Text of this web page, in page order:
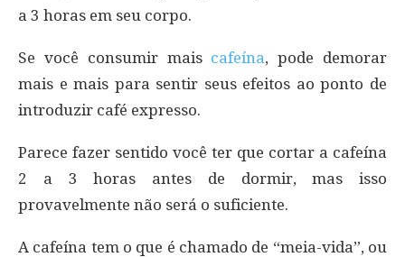
a 3 horas em seu corpo.
Se você consumir mais cafeína, pode demorar
mais e mais para sentir seus efeitos ao ponto de
introduzir café expresso.
Parece fazer sentido você ter que cortar a cafeína
2 a 3 horas antes de dormir, mas isso
provavelmente não será o suficiente.
A cafeína tem o que é chamado de “meia-vida”, ou